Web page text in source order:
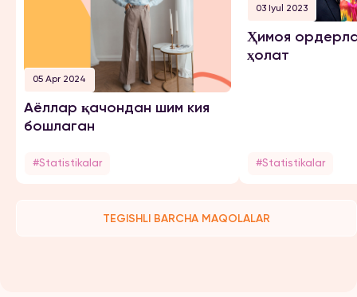
05 Apr 2024
Аёллар қачондан шим кия
бошлаган
#Statistikalar
03 Iyul 2023
Ҳимоя
ҳолат
#Statistikalar
TEGISHLI BARCHA MAQOLALAR